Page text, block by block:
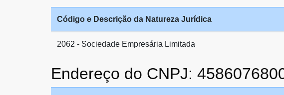
Código e Descrição da Natureza Jurídica
2062 - Sociedade Empresária Limitada
Endereço do CNPJ: